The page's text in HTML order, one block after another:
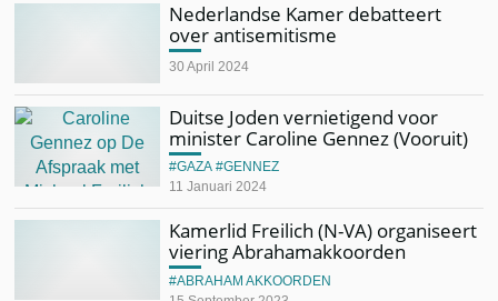
Nederlandse Kamer debatteert
over antisemitisme
30 April 2024
Duitse Joden vernietigend voor
minister Caroline Gennez (Vooruit)
11 Januari 2024
GAZA GENNEZ
Kamerlid Freilich (N-VA) organiseert
viering Abrahamakkoorden
ABRAHAM AKKOORDEN